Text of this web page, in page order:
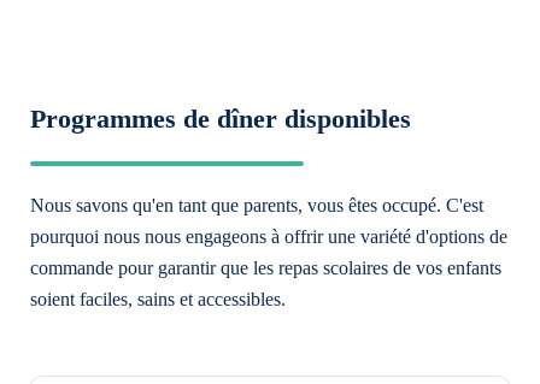
Programmes de dîner disponibles
Nous savons qu'en tant que parents, vous êtes occupé. C'est
pourquoi nous nous engageons à offrir une variété d'options de
commande pour garantir que les repas scolaires de vos enfants
soient faciles, sains et accessibles.